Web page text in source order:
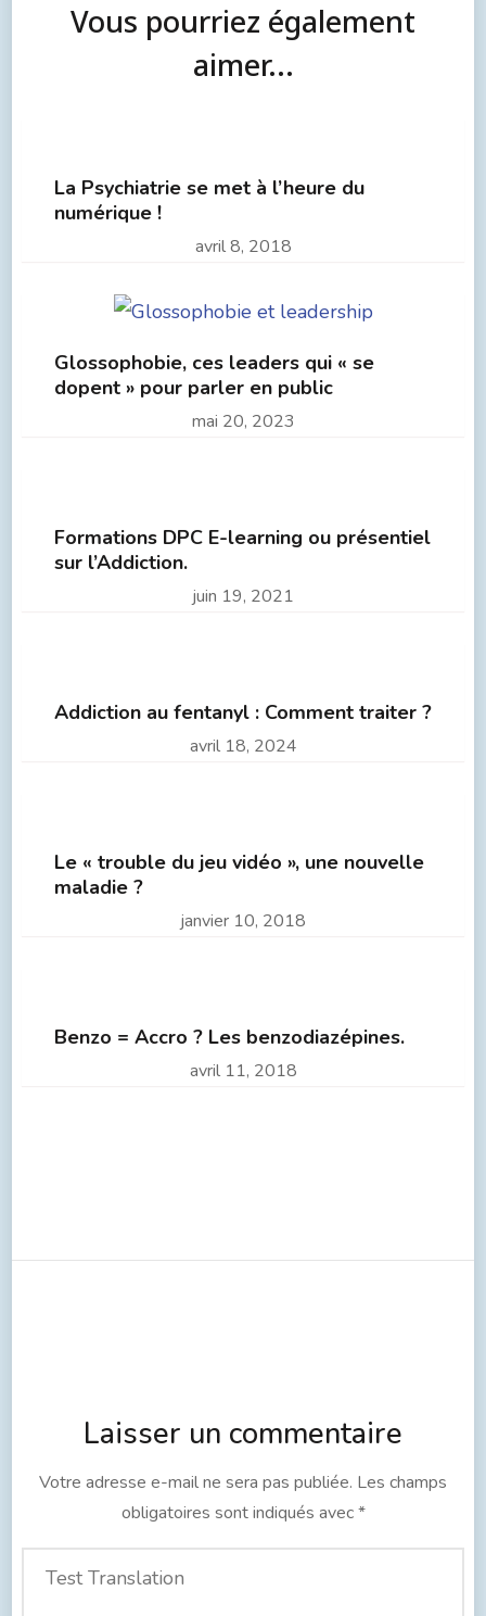
Vous pourriez également
aimer...
La Psychiatrie se met à l’heure du
numérique !
avril 8, 2018
Glossophobie, ces leaders qui « se
dopent » pour parler en public
mai 20, 2023
Formations DPC E-learning ou présentiel
sur l’Addiction.
juin 19, 2021
Addiction au fentanyl : Comment traiter ?
avril 18, 2024
Le « trouble du jeu vidéo », une nouvelle
maladie ?
janvier 10, 2018
Benzo = Accro ? Les benzodiazépines.
avril 11, 2018
Laisser un commentaire
Votre adresse e-mail ne sera pas publiée. Les champs
obligatoires sont indiqués avec*